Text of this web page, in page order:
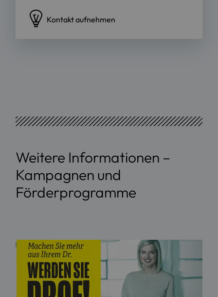
Kontakt aufnehmen
Weitere Informationen –
Kampagnen und
Förderprogramme